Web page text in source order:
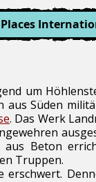
um
Süden
. Das Werk
Beton
Truppen.